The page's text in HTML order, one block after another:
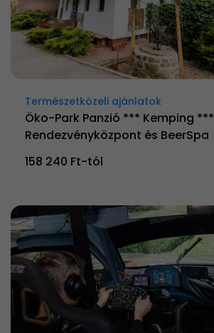
Természetközeli ajánlatok
Öko-Park Panzió *** Kemping ***
Rendezvényközpont és BeerSpa
158 240 Ft-tól